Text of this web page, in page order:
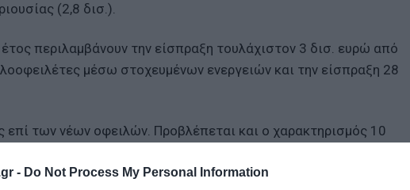
- Do Not Process My Personal Information
(2,8 δισ.).
περιλαμβάνουν την είσπραξη τουλάχιστον 3 δισ. ευρώ από
μέσω στοχευμένων ενεργειών και την είσπραξη 28
επί των νέων οφειλών. Προβλέπεται και ο χαρακτηρισμός 10
των πιο εισπράξιμων υποθέσεων με βάση μοντέλα